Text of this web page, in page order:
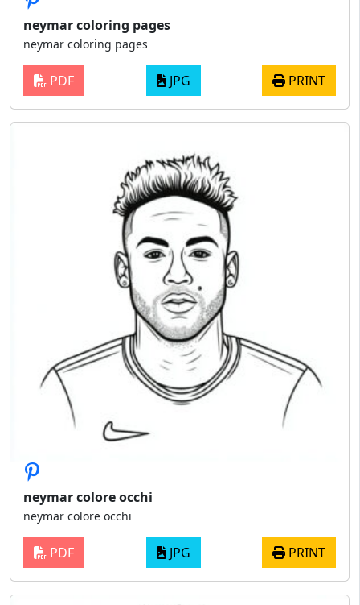
neymar coloring pages
neymar coloring pages
PDF JPG PRINT
neymar colore occhi
neymar colore occhi
PDF JPG PRINT